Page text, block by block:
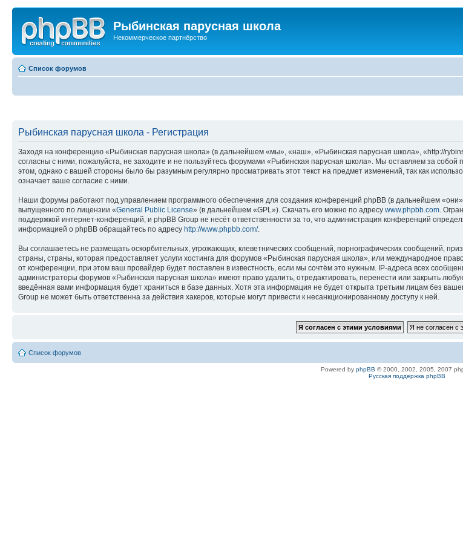
Рыбинская парусная школа
Некоммерческое партнёрство
Список форумов
Рыбинская парусная школа - Регистрация
Заходя на конференцию «Рыбинская парусная школа» (в дальнейшем «мы», «наш», «Рыбинская парусная школа», «http://
согласны с ними, пожалуйста, не заходите и не пользуйтесь форумами «Рыбинская парусная школа». Мы оставляем за
этом, однако с вашей стороны было бы разумным регулярно просматривать этот текст на предмет изменений, так как
означает ваше согласие с ними.
Наши форумы работают под управлением программного обеспечения для создания конференций phpBB (в дальнейшем
выпущенного по лицензии «General Public License» (в дальнейшем «GPL»). Скачать его можно по адресу www.phpbb.com.
поддержкой интернет-конференций, и phpBB Group не несёт ответственности за то, что администрация конференций
информацией о phpBB обращайтесь по адресу http://www.phpbb.com/.
Вы соглашаетесь не размещать оскорбительных, угрожающих, клеветнических сообщений, порнографических сообщений,
страны, страны, которая предоставляет услуги хостинга для форумов «Рыбинская парусная школа», или международное
от конференции, при этом ваш провайдер будет поставлен в известность, если мы сочтём это нужным. IP-адреса всех
администраторы форумов «Рыбинская парусная школа» имеют право удалить, отредактировать, перенести или закрыть
введённая вами информация будет храниться в базе данных. Хотя эта информация не будет открыта третьим лицам без
Group не может быть ответственна за действия хакеров, которые могут привести к несанкционированному доступу к ней.
Список форумов
Powered by phpBB © 2000, 2002, 2005, 2007
Русская поддержка phpBB